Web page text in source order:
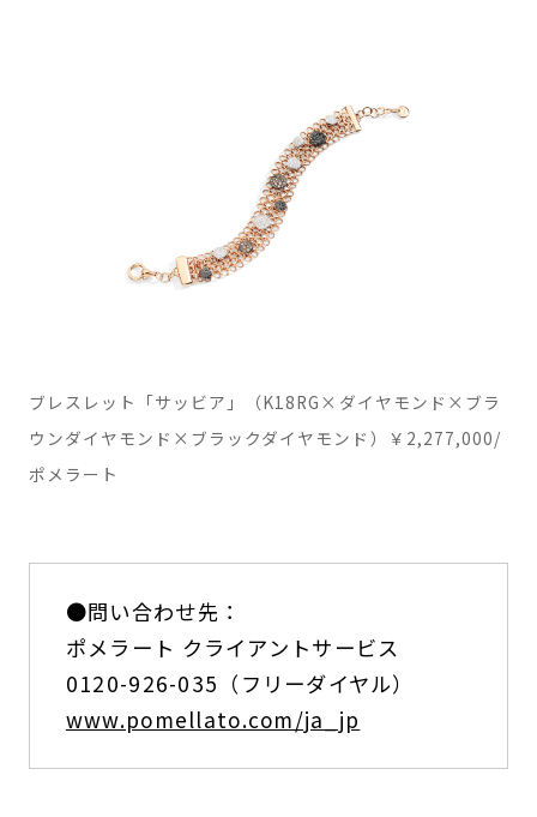
ブレスレット「サッビア」（K18RG×ダイヤモンド×ブラ
ウンダイヤモンド×ブラックダイヤモンド）￥2,277,000/
ポメラート
●問い合わせ先：
ポメラート クライアントサービス
0120-926-035（フリーダイヤル）
www.pomellato.com/ja_jp